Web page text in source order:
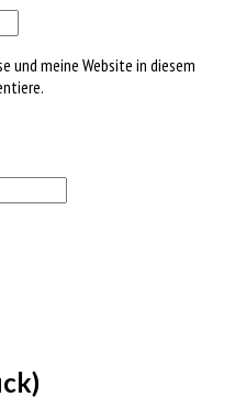
und meine Website in diesem